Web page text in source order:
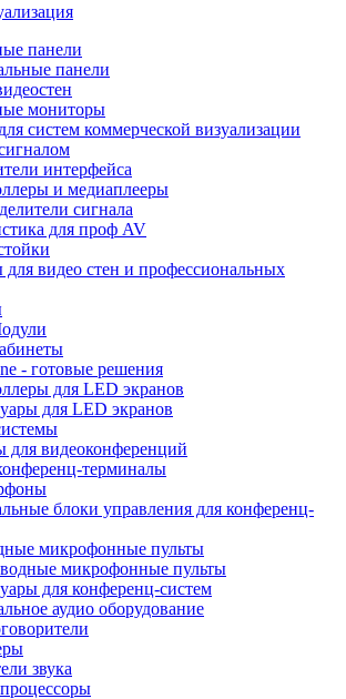
панели
панели
мониторы
систем коммерческой визуализации
интерфейса
и медиаплееры
сигнала
для проф AV
видео стен и профессиональных
- готовые решения
для LED экранов
для LED экранов
для видеоконференций
терминалы
блоки управления для конференц-
микрофонные пульты
микрофонные пульты
для конференц-систем
аудио оборудование
звука